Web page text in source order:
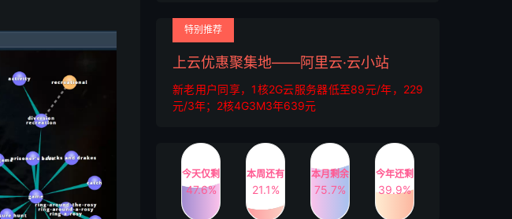
特别推荐
上云优惠聚集地——阿里云·云小站
新老用户同享，1核2G云服务器低至89元/年，229
元/3年；2核4G3M3年639元
今天仅剩
47.6%
本周还有
21.1%
本月剩余
75.7%
今年还剩
39.9%